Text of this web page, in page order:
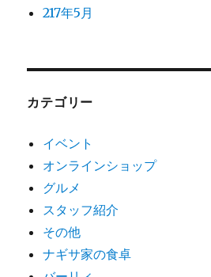
217年5月
カテゴリー
イベント
オンラインショップ
グルメ
スタッフ紹介
その他
ナギサ家の食卓